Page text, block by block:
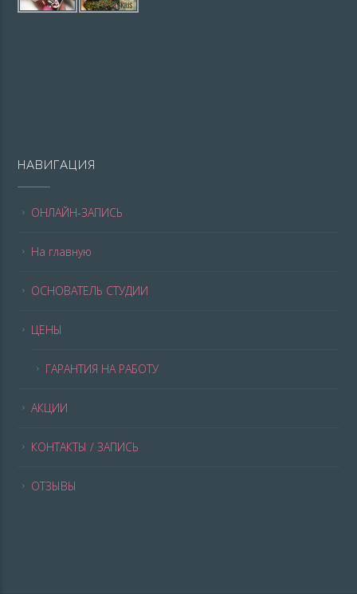
НАВИГАЦИЯ
ОНЛАЙН-ЗАПИСЬ
На главную
ОСНОВАТЕЛЬ СТУДИИ
ЦЕНЫ
ГАРАНТИЯ НА РАБОТУ
АКЦИИ
КОНТАКТЫ / ЗАПИСЬ
ОТЗЫВЫ